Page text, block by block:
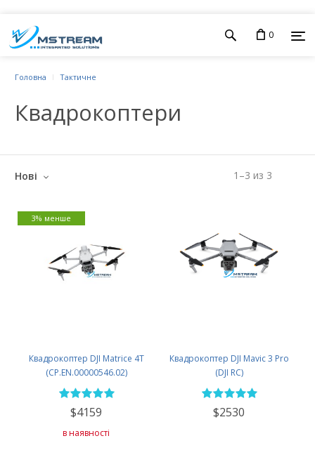
0
Головна Тактичне
Квадрокоптери
1 –3 из 3
Нові
Квадрокоптер DJI Matrice 4T
(CP.EN.00000546.02)
$4159
в наявності
3% менше
Квадрокоптер DJI Mavic 3 Pro
(DJI RC)
$2530